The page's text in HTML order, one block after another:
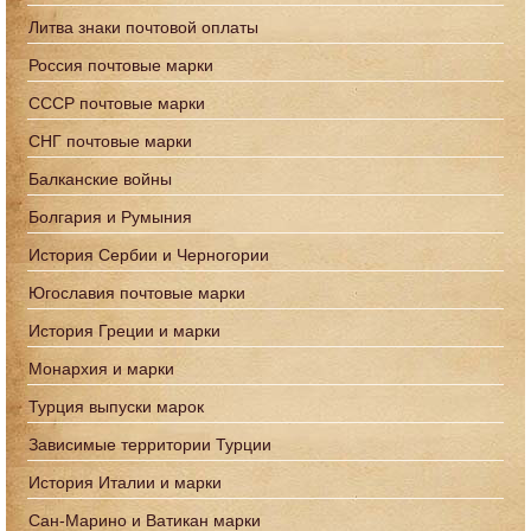
Литва знаки почтовой оплаты
Россия почтовые марки
СССР почтовые марки
СНГ почтовые марки
Балканские войны
Болгария и Румыния
История Сербии и Черногории
Югославия почтовые марки
История Греции и марки
Монархия и марки
Турция выпуски марок
Зависимые территории Турции
История Италии и марки
Сан-Марино и Ватикан марки